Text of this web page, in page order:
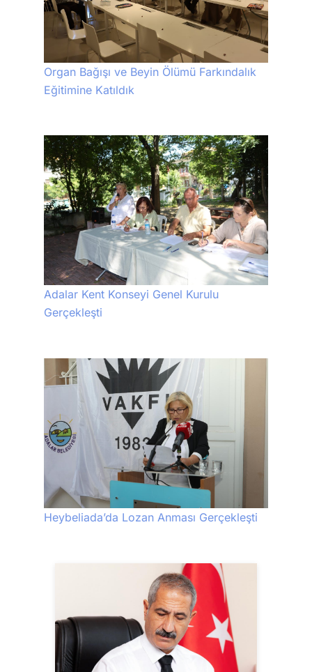
Organ Bağışı ve Beyin Ölümü Farkındalık
Eğitimine Katıldık
Adalar Kent Konseyi Genel Kurulu
Gerçekleşti
Heybeliada’da Lozan Anması Gerçekleşti